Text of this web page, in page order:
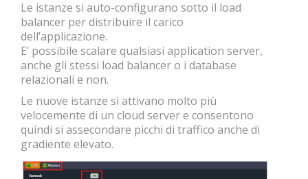
Le istanze si auto-configurano sotto il load
balancer per distribuire il carico
dell’applicazione.
E’ possibile scalare qualsiasi application server,
anche gli stessi load balancer o i database
relazionali e non.
Le nuove istanze si attivano molto più
velocemente di un cloud server e consentono
quindi si assecondare picchi di traffico anche di
gradiente elevato.